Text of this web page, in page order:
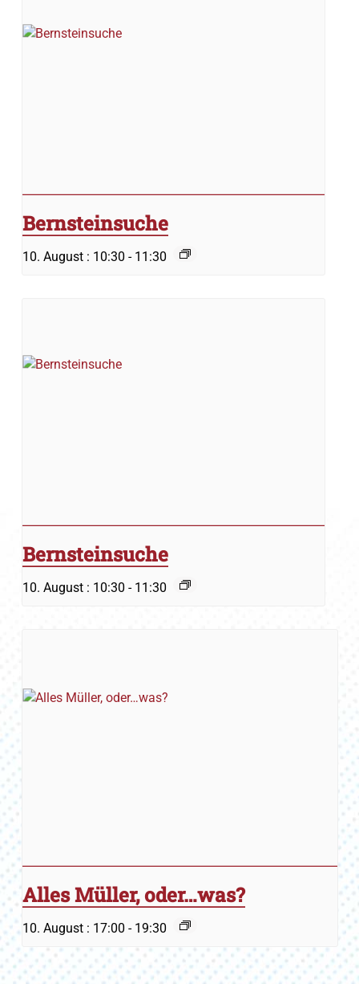
Bernsteinsuche
10. August : 10:30 - 11:30
Bernsteinsuche
10. August : 10:30 - 11:30
Alles Müller, oder…was?
10. August : 17:00 - 19:30